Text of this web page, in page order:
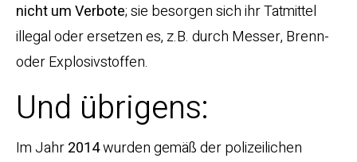
nicht um Verbote; sie besorgen sich ihr Tatmittel
illegal oder ersetzen es, z.B. durch Messer, Brenn-
oder Explosivstoffen.
Und übrigens:
Im Jahr2014wurden gemäß der polizeilichen